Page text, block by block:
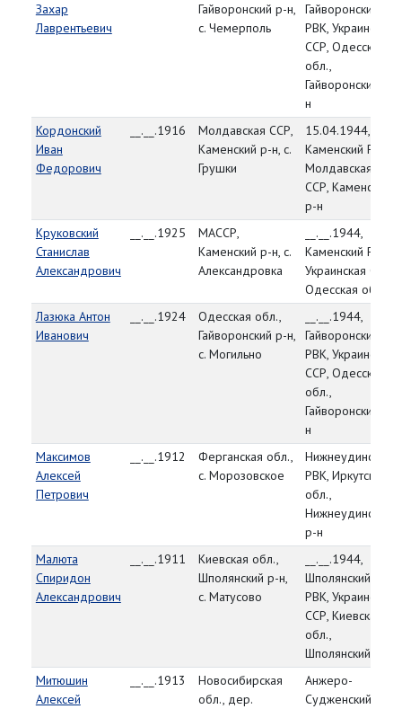
Захар
Лаврентьевич
Гайворонский р-н,
с. Чемерполь
Гайворонский
РВК, Украинская
ССР, Одесская
обл.,
Гайворонский р-
н
Кордонский
Иван
Федорович
__.__.1916
Молдавская ССР,
Каменский р-н, с.
Грушки
15.04.1944,
Каменский РВК,
Молдавская
ССР, Каменский
р-н
Круковский
Станислав
Александрович
__.__.1925
МАССР,
Каменский р-н, с.
Александровка
__.__.1944,
Каменский РВК,
Украинская ССР,
Одесская обл.
Лазюка Антон
Иванович
__.__.1924
Одесская обл.,
Гайворонский р-н,
с. Могильно
__.__.1944,
Гайворонский
РВК, Украинская
ССР, Одесская
обл.,
Гайворонский р-
н
Максимов
Алексей
Петрович
__.__.1912
Ферганская обл.,
с. Морозовское
Нижнеудинский
РВК, Иркутская
обл.,
Нижнеудинский
р-н
Малюта
Спиридон
Александрович
__.__.1911
Киевская обл.,
Шполянский р-н,
с. Матусово
__.__.1944,
Шполянский
РВК, Украинская
ССР, Киевская
обл.,
Шполянский р-н
Митюшин
Алексей
__.__.1913
Новосибирская
обл., дер.
Анжеро-
Судженский